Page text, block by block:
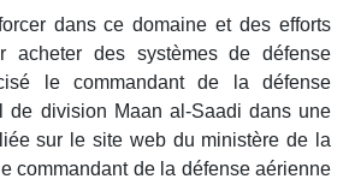
dans ce domaine et des efforts
acheter des systèmes de défense
le commandant de la défense
de division Maan al-Saadi dans une
sur le site web du ministère de la
commandant de la défense aérienne